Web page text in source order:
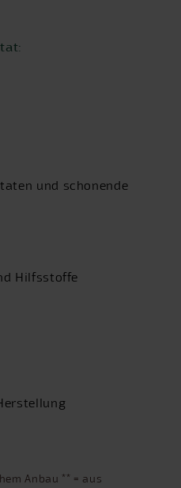
und schonende
Hilfsstoffe
Anbau ** = aus